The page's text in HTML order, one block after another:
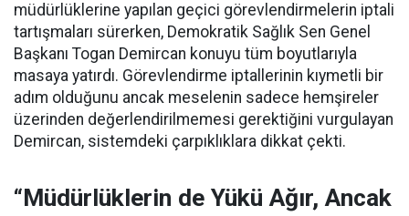
müdürlüklerine yapılan geçici görevlendirmelerin iptali
tartışmaları sürerken, Demokratik Sağlık Sen Genel
Başkanı Togan Demircan konuyu tüm boyutlarıyla
masaya yatırdı. Görevlendirme iptallerinin kıymetli bir
adım olduğunu ancak meselenin sadece hemşireler
üzerinden değerlendirilmemesi gerektiğini vurgulayan
Demircan, sistemdeki çarpıklıklara dikkat çekti.
“Müdürlüklerin de Yükü Ağır, Ancak